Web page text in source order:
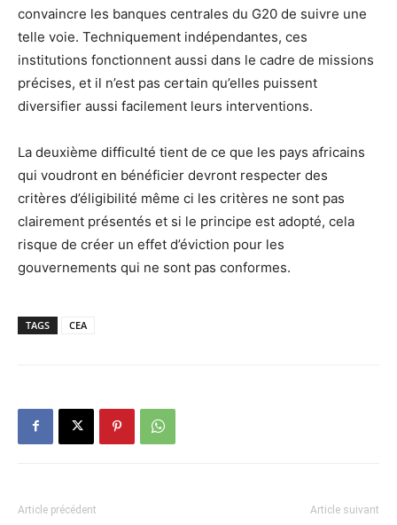
convaincre les banques centrales du G20 de suivre une
telle voie. Techniquement indépendantes, ces
institutions fonctionnent aussi dans le cadre de missions
précises, et il n’est pas certain qu’elles puissent
diversifier aussi facilement leurs interventions.
La deuxième difficulté tient de ce que les pays africains
qui voudront en bénéficier devront respecter des
critères d’éligibilité même ci les critères ne sont pas
clairement présentés et si le principe est adopté, cela
risque de créer un effet d’éviction pour les
gouvernements qui ne sont pas conformes.
TAGS CEA
Article précédent Article suivant